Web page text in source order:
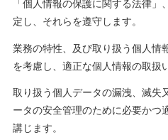
「個人情報の保護に関する法律
定し、それらを遵守します。
業務の特性、及び取り扱う個人情
を考慮し、適正な個人情報の取扱
取り扱う個人データの漏洩、滅失
ータの安全管理のために必要かつ
講じます。